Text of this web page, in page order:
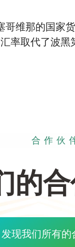
维那的国家
率取代了波
合作伙
的
发现我们所有的